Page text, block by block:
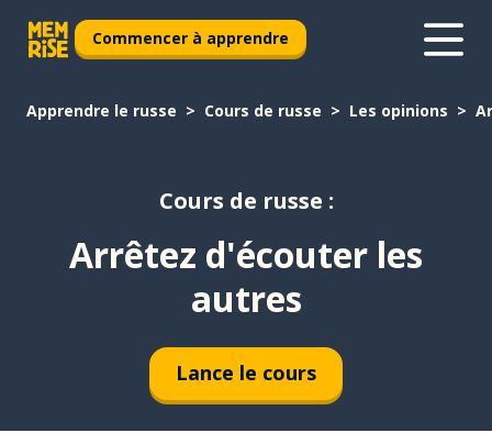
Commencer à apprendre
Apprendre le russe Cours de russe Les opinions
Cours de russe :
Arrêtez d'écouter les
autres
Lance le cours